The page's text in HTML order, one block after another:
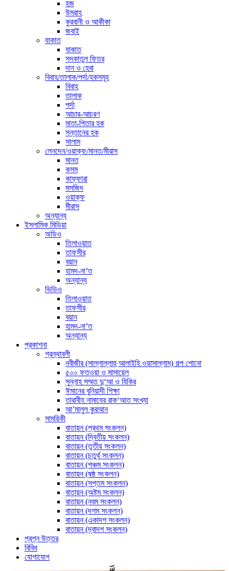
হজ
উমরাহ
কুরবানী ও আকীকা
জবাই
যাকাত
যাকাত
সদকাতুল ফিতর
দান ও হেবা
বিবাহ/তালাক/পর্দা/হকসমূহ
বিবাহ
তালাক
পর্দা
আচার-আচরণ
মাতা-পিতার হক
সন্তানের হক
সালাম
লেনদেন/ওয়াক্ফ/মানত/মীরাস
মানত
কসম
কাফ্ফারা
মসজিদ
ওয়াক্ফ
মীরাস
অন্যান্য
ইসলামিক মিডিয়া
অডিও
তিলাওয়াত
তাফসীর
বয়ান
হামদ-না’ত
অন্যান্য
ভিডিও
তিলাওয়াত
তাফসীর
বয়ান
হামদ-না’ত
অন্যান্য
প্রকাশনা
গ্রন্থাবলী
নবীজীর (সাল্লাল্লাহু আলাইহি ওয়াসাল্লাম) গল্প শোনো
৫০০ ফতওয়া ও মাসায়েল
সুন্নাহ সম্মত দু‘আ ও যিকির
ঈমানের বুনিয়াদী শিক্ষা
তারাবীহ নামাযের রাক‘আত সংখ্যা
আ’মালুল কুরআন
সাময়িকী
বাতায়ন (প্রথম সংকলন)
বাতায়ন (দ্বিতীয় সংকলন)
বাতায়ন (তৃতীয় সংকলন)
বাতায়ন (চতুর্থ সংকলন)
বাতায়ন (পঞ্চম সংকলন)
বাতায়ন (ষষ্ঠ সংকলন)
বাতায়ন (সপ্তম সংকলন)
বাতায়ন (অষ্টম সংকলন)
বাতায়ন (নবম সংকলন)
বাতায়ন (দশম সংকলন)
বাতায়ন (একাদশ সংকলন)
বাতায়ন (দ্বাদশ সংকলন)
প্রশ্ন উত্তর
বিবিধ
যোগাযোগ